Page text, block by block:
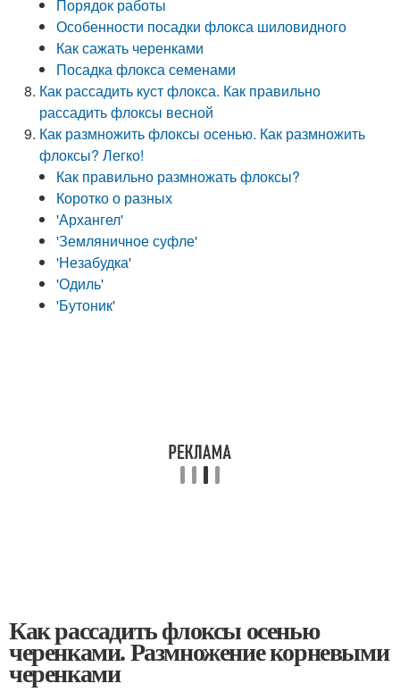
Порядок работы
Особенности посадки флокса шиловидного
Как сажать черенками
Посадка флокса семенами
Как рассадить куст флокса. Как правильно
рассадить флоксы весной
Как размножить флоксы осенью. Как размножить
флоксы? Легко!
Как правильно размножать флоксы?
Коротко о разных
'Архангел'
'Земляничное суфле'
'Незабудка'
'Одиль'
'Бутоник'
Как рассадить флоксы осенью
черенками. Размножение корневыми
черенками